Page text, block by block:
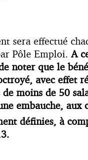
sera effectué
Pôle Emploi.A
noter que le
avec effet
de moins de 50
embauche, aux
définies, à